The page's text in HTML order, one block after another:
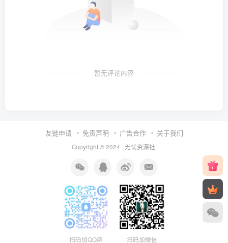
暂无评论内容
友链申请 免责声明 广告合作 关于我们
Copyright © 2024 · 无忧资源社
扫码加QQ群 扫码加微信